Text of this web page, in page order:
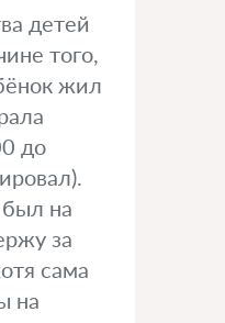
детей
того,
жил
до
на
за
сама
на